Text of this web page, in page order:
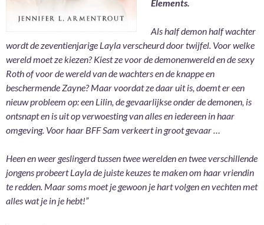
Elements.
Als half demon half wachter
wordt de zeventienjarige Layla verscheurd door twijfel. Voor welke
wereld moet ze kiezen? Kiest ze voor de demonenwereld en de sexy
Roth of voor de wereld van de wachters en de knappe en
beschermende Zayne? Maar voordat ze daar uit is, doemt er een
nieuw probleem op: een Lilin, de gevaarlijkse onder de demonen, is
ontsnapt en is uit op verwoesting van alles en iedereen in haar
omgeving. Voor haar BFF Sam verkeert in groot gevaar …
Heen en weer geslingerd tussen twee werelden en twee verschillende
jongens probeert Layla de juiste keuzes te maken om haar vriendin
te redden. Maar soms moet je gewoon je hart volgen en vechten met
alles wat je in je hebt!”